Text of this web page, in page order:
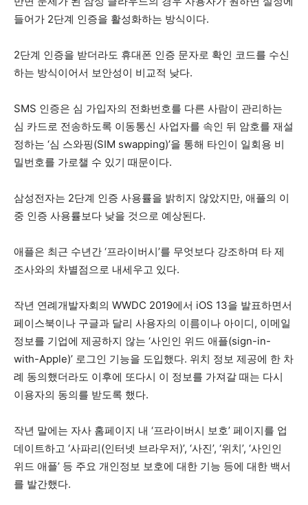
들어가 2단계 인증을 활성화하는 방식이다.
2단계 인증을 받더라도 휴대폰 인증 문자로 확인 코드를 수신
하는 방식이어서 보안성이 비교적 낮다.
SMS 인증은 심 가입자의 전화번호를 다른 사람이 관리하는
심 카드로 전송하도록 이동통신 사업자를 속인 뒤 암호를 재설
정하는 ‘심 스와핑(SIM swapping)’을 통해 타인이 일회용 비
밀번호를 가로챌 수 있기 때문이다.
삼성전자는 2단계 인증 사용률을 밝히지 않았지만, 애플의 이
중 인증 사용률보다 낮을 것으로 예상된다.
애플은 최근 수년간 ‘프라이버시’를 무엇보다 강조하며 타 제
조사와의 차별점으로 내세우고 있다.
작년 연례개발자회의 WWDC 2019에서 iOS 13을 발표하면서
페이스북이나 구글과 달리 사용자의 이름이나 아이디, 이메일
정보를 기업에 제공하지 않는 ‘사인인 위드 애플(sign-in-
with-Apple)’ 로그인 기능을 도입했다. 위치 정보 제공에 한 차
례 동의했더라도 이후에 또다시 이 정보를 가져갈 때는 다시
이용자의 동의를 받도록 했다.
작년 말에는 자사 홈페이지 내 ‘프라이버시 보호’ 페이지를 업
데이트하고 ‘사파리(인터넷 브라우저)’, ‘사진’, ‘위치’, ‘사인인
위드 애플’ 등 주요 개인정보 보호에 대한 기능 등에 대한 백서
를 발간했다.